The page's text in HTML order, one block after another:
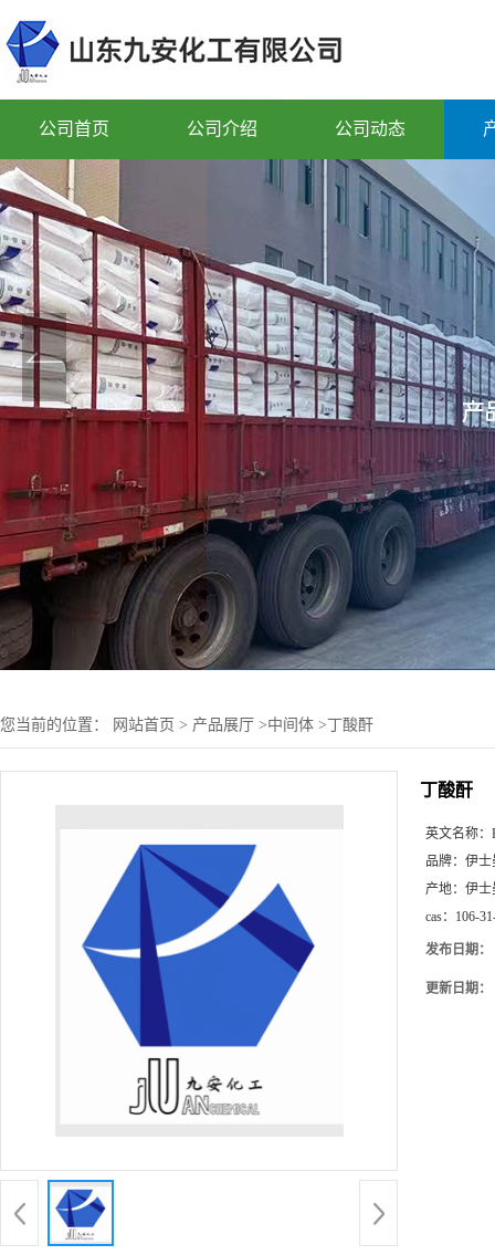
公司首页 公司介绍 公司动态
您当前的位置： 网站首页 > 产品展厅 >中间体 >丁酸酐
丁酸酐
英文名称：
品牌： 伊士
产地： 伊士
cas： 106-
发布日期：
更新日期：